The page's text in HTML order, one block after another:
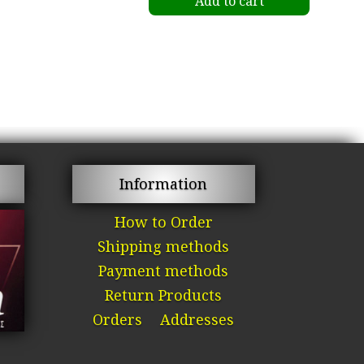
Information
How to Order
Shipping methods
Payment methods
Return Products
Orders
Addresses